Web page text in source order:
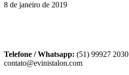
8 de janeiro de 2019
Telefone / Whatsapp: (51) 99927 2030
contato@evinistalon.com